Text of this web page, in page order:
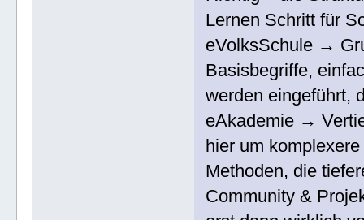
Lernen Schritt für
eVolksSchule →
Basisbegriffe,
werden eingeführt,
eAkademie →
hier um
Methoden, die
Community &